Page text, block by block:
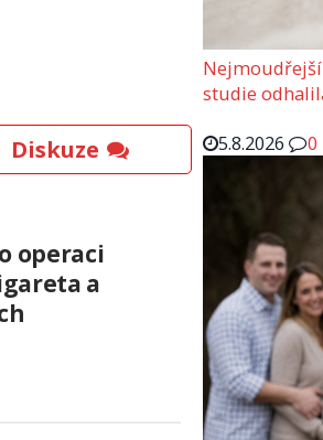
Diskuze
operaci
a
Nejmoudřejší
studie
5.8.2026
0